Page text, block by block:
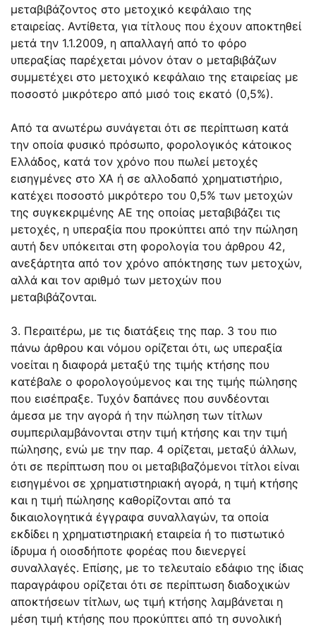
μεταβιβάζοντος στο μετοχικό κεφάλαιο της
εταιρείας. Αντίθετα, για τίτλους που έχουν αποκτηθεί
μετά την 1.1.2009, η απαλλαγή από το φόρο
υπεραξίας παρέχεται μόνον όταν ο μεταβιβάζων
συμμετέχει στο μετοχικό κεφάλαιο της εταιρείας με
ποσοστό μικρότερο από μισό τοις εκατό (0,5%).
Από τα ανωτέρω συνάγεται ότι σε περίπτωση κατά
την οποία φυσικό πρόσωπο, φορολογικός κάτοικος
Ελλάδος, κατά τον χρόνο που πωλεί μετοχές
εισηγμένες στο ΧΑ ή σε αλλοδαπό χρηματιστήριο,
κατέχει ποσοστό μικρότερο του 0,5% των μετοχών
της συγκεκριμένης ΑΕ της οποίας μεταβιβάζει τις
μετοχές, η υπεραξία που προκύπτει από την πώληση
αυτή δεν υπόκειται στη φορολογία του άρθρου 42,
ανεξάρτητα από τον χρόνο απόκτησης των μετοχών,
αλλά και τον αριθμό των μετοχών που
μεταβιβάζονται.
3. Περαιτέρω, με τις διατάξεις της παρ. 3 του πιο
πάνω άρθρου και νόμου ορίζεται ότι, ως υπεραξία
νοείται η διαφορά μεταξύ της τιμής κτήσης που
κατέβαλε ο φορολογούμενος και της τιμής πώλησης
που εισέπραξε. Τυχόν δαπάνες που συνδέονται
άμεσα με την αγορά ή την πώληση των τίτλων
συμπεριλαμβάνονται στην τιμή κτήσης και την τιμή
πώλησης, ενώ με την παρ. 4 ορίζεται, μεταξύ άλλων,
ότι σε περίπτωση που οι μεταβιβαζόμενοι τίτλοι είναι
εισηγμένοι σε χρηματιστηριακή αγορά, η τιμή κτήσης
και η τιμή πώλησης καθορίζονται από τα
δικαιολογητικά έγγραφα συναλλαγών, τα οποία
εκδίδει η χρηματιστηριακή εταιρεία ή το πιστωτικό
ίδρυμα ή οιοσδήποτε φορέας που διενεργεί
συναλλαγές. Επίσης, με το τελευταίο εδάφιο της ίδιας
παραγράφου ορίζεται ότι σε περίπτωση διαδοχικών
αποκτήσεων τίτλων, ως τιμή κτήσης λαμβάνεται η
μέση τιμή κτήσης που προκύπτει από τη συνολική